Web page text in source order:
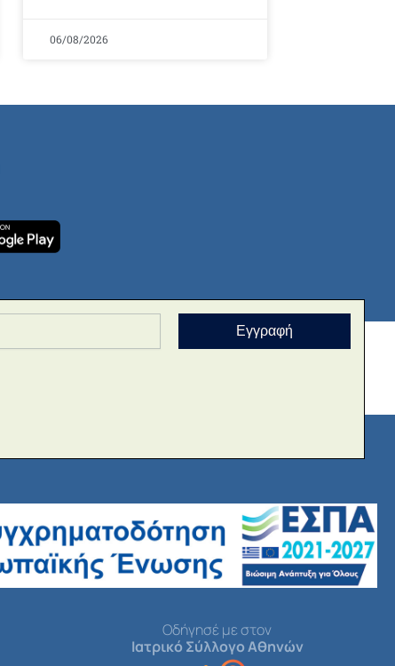
06/08/2026
Εγγραφή
Οδήγησέ με στον
Ιατρικό Σύλλογο Αθηνών